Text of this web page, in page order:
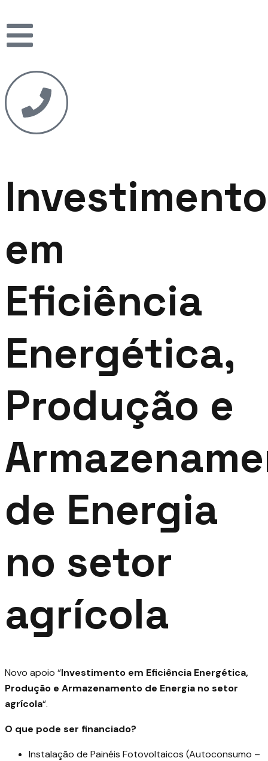
Investimento
em
Eficiência
Energética,
Produção e
de Energia
no setor
agrícola
Novo apoio “Investimento em Eficiência Energética,
Produção e Armazenamento de Energia no setor
agrícola“.
O que pode ser financiado?
Instalação de Painéis Fotovoltaicos (Autoconsumo –